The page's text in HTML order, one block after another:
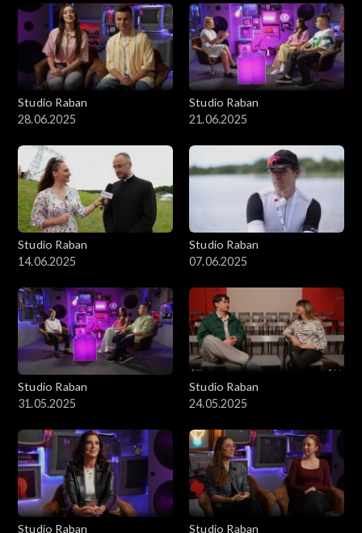
Studio Raban
28.06.2025
Studio Raban
21.06.2025
Studio Raban
14.06.2025
Studio Raban
07.06.2025
Studio Raban
31.05.2025
Studio Raban
24.05.2025
Studio Raban
Studio Raban